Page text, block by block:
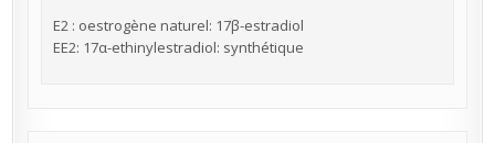
E2 : oestrogène naturel: 17β-estradiol
EE2: 17α-ethinylestradiol: synthétique